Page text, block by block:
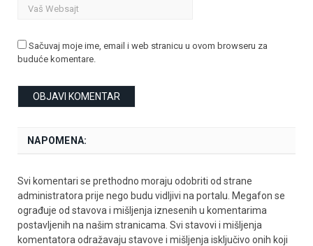
Sačuvaj moje ime, email i web stranicu u ovom browseru za
buduće komentare.
NAPOMENA:
Svi komentari se prethodno moraju odobriti od strane
administratora prije nego budu vidljivi na portalu. Megafon se
ograđuje od stavova i mišljenja iznesenih u komentarima
postavljenih na našim stranicama. Svi stavovi i mišljenja
komentatora odražavaju stavove i mišljenja isključivo onih koji